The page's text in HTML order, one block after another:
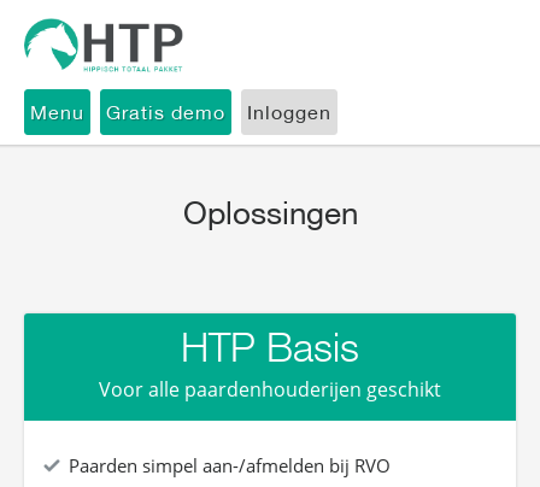
Menu Gratis demo Inloggen
Oplossingen
HTP Basis
Voor alle paardenhouderijen geschikt
Paarden simpel aan-/afmelden bij RVO